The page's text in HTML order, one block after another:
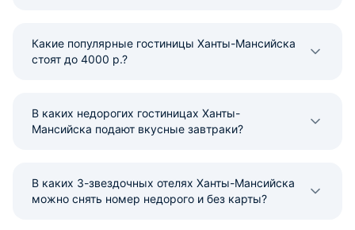
Какие популярные гостиницы Ханты-Мансийска
стоят до 4000 р.?
В каких недорогих гостиницах Ханты-
Мансийска подают вкусные завтраки?
В каких 3-звездочных отелях Ханты-Мансийска
можно снять номер недорого и без карты?